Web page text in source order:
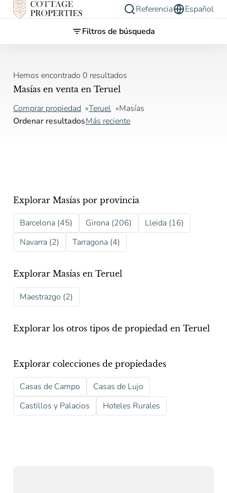
Referencia
Español
Filtros de búsqueda
Hemos encontrado 0 resultados
Masías en venta en Teruel
Comprar propiedad Teruel
Masías
Ordenar resultadosMás reciente
Explorar Masías por provincia
Barcelona (45) Girona (206)
Lleida (16)
Navarra (2)
Tarragona (4)
Explorar Masías en Teruel
Maestrazgo (2)
Explorar los otros tipos de propiedad en Teruel
Explorar colecciones de propiedades
Casas de Campo
Casas de Lujo
Castillos y Palacios
Hoteles Rurales